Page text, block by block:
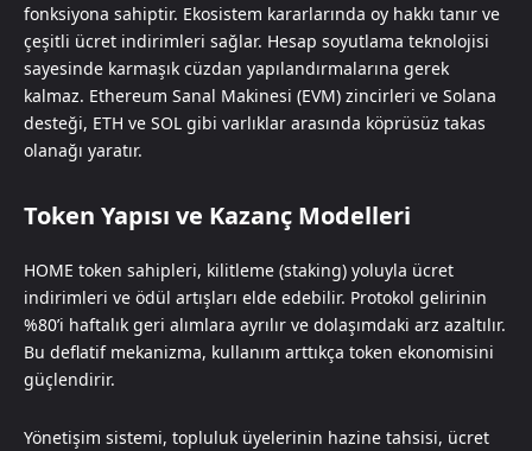
fonksiyona sahiptir. Ekosistem kararlarında oy hakkı tanır ve
çeşitli ücret indirimleri sağlar. Hesap soyutlama teknolojisi
sayesinde karmaşık cüzdan yapılandırmalarına gerek
kalmaz. Ethereum Sanal Makinesi (EVM) zincirleri ve Solana
desteği, ETH ve SOL gibi varlıklar arasında köprüsüz takas
olanağı yaratır.
Token Yapısı ve Kazanç Modelleri
HOME token sahipleri, kilitleme (staking) yoluyla ücret
indirimleri ve ödül artışları elde edebilir. Protokol gelirinin
%80’i haftalık geri alımlara ayrılır ve dolaşımdaki arz azaltılır.
Bu deflatif mekanizma, kullanım arttıkça token ekonomisini
güçlendirir.
Yönetişim sistemi, topluluk üyelerinin hazine tahsisi, ücret